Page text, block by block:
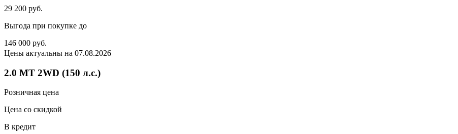
29 200 руб.
Выгода при покупке до
146 000 руб.
Цены актуальны на 07.08.2026
2.0 MT 2WD (150 л.с.)
Розничная цена
Цена со скидкой
В кредит